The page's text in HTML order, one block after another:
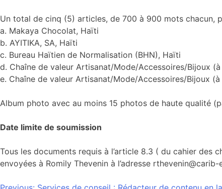
Un total de cinq (5) articles, de 700 à 900 mots chacun,
a. Makaya Chocolat, Haïti
b. AYITIKA, SA, Haïti
c. Bureau Haïtien de Normalisation (BHN), Haïti
d. Chaîne de valeur Artisanat/Mode/Accessoires/Bijoux
e. Chaîne de valeur Artisanat/Mode/Accessoires/Bijoux
Album photo avec au moins 15 photos de haute qualité
Date limite de soumission
Tous les documents requis à l’article 8.3 ( du cahier des
envoyées à Romily Thevenin à l’adresse